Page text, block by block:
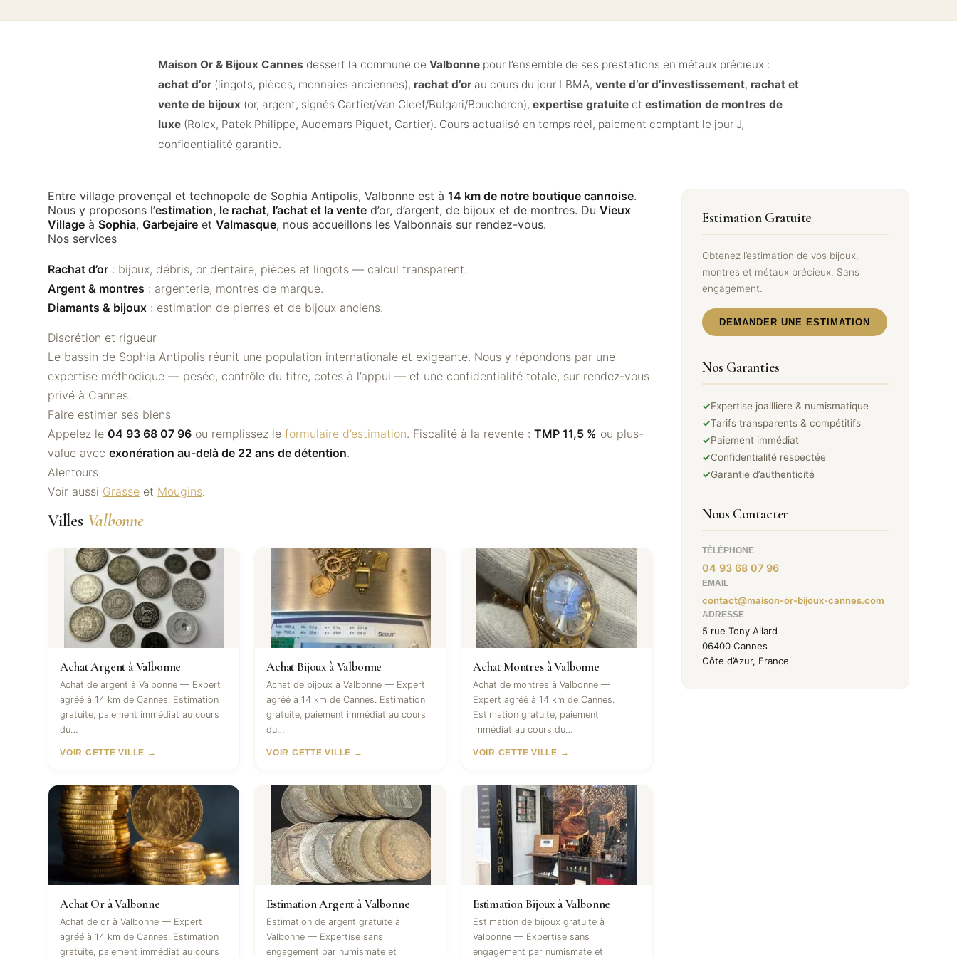
Maison Or & Bijoux Cannes dessert la commune de Valbonne pour l’ensemble de ses prestations en métaux précieux :
achat d’or (lingots, pièces, monnaies anciennes), rachat d’or au cours du jour LBMA, vente d’or d’investissement, rachat et
vente de bijoux (or, argent, signés Cartier/Van Cleef/Bulgari/Boucheron), expertise gratuite et estimation de montres de
luxe (Rolex, Patek Philippe, Audemars Piguet, Cartier). Cours actualisé en temps réel, paiement comptant le jour J,
confidentialité garantie.
Entre village provençal et technopole de Sophia Antipolis, Valbonne est à14 km de notre boutique cannoise.
Nous y proposons l’estimation, le rachat, l’achat et la vente d’or, d’argent, de bijoux et de montres. DuVieux
Village à Sophia,Garbejaire etValmasque, nous accueillons les Valbonnais sur rendez-vous.
Nos services
Rachat d’or : bijoux, débris, or dentaire, pièces et lingots — calcul transparent.
Argent & montres : argenterie, montres de marque.
Diamants & bijoux : estimation de pierres et de bijoux anciens.
Discrétion et rigueur
Le bassin de Sophia Antipolis réunit une population internationale et exigeante. Nous y répondons par une
expertise méthodique — pesée, contrôle du titre, cotes à l’appui — et une confidentialité totale, sur rendez-vous
privé à Cannes.
Faire estimer ses biens
Appelez le04 93 68 07 96 ou remplissez leformulaire d’estimation. Fiscalité à la revente :TMP 11,5 % ou plus-
value avecexonération au-delà de 22 ans de détention.
Alentours
Voir aussi Grasse et Mougins.
Villes Valbonne
Achat Argent à Valbonne
Achat de argent à Valbonne — Expert
agréé à 14 km de Cannes. Estimation
gratuite, paiement immédiat au cours
du…
VOIR CETTE VILLE →
Achat Bijoux à Valbonne
Achat de bijoux à Valbonne — Expert
agréé à 14 km de Cannes. Estimation
gratuite, paiement immédiat au cours
du…
VOIR CETTE VILLE →
Achat Montres à Valbonne
Achat de montres à Valbonne —
Expert agréé à 14 km de Cannes.
Estimation gratuite, paiement
immédiat au cours du…
VOIR CETTE VILLE →
Achat Or à Valbonne
Achat de or à Valbonne — Expert
agréé à 14 km de Cannes. Estimation
gratuite, paiement immédiat au cours
Estimation Argent à Valbonne
Estimation de argent gratuite à
Valbonne — Expertise sans
engagement par numismate et
Estimation Bijoux à Valbonne
Estimation de bijoux gratuite à
Valbonne — Expertise sans
engagement par numismate et
Estimation Gratuite
Obtenez l’estimation de vos bijoux,
montres et métaux précieux. Sans
engagement.
DEMANDER UNE ESTIMATION
Nos Garanties
✓Expertise joaillière & numismatique
✓Tarifs transparents & compétitifs
✓Paiement immédiat
✓Confidentialité respectée
✓Garantie d’authenticité
Nous Contacter
TÉLÉPHONE
04 93 68 07 96
EMAIL
contact@maison-or-bijoux-cannes.com
ADRESSE
5 rue Tony Allard
06400 Cannes
Côte d’Azur, France